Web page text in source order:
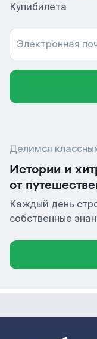
Купибилета
Электронная
Делимся
Истории и
от
Каждый день
собственные